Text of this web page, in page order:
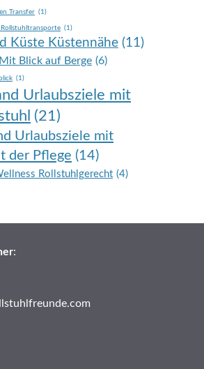
Transfer (1)
(1)
Küste Küstennähe (11)
Blick auf Berge (6)
(1)
Urlaubsziele mit
(21)
Urlaubsziele mit
der Pflege (14)
Rollstuhlgerecht (4)
: